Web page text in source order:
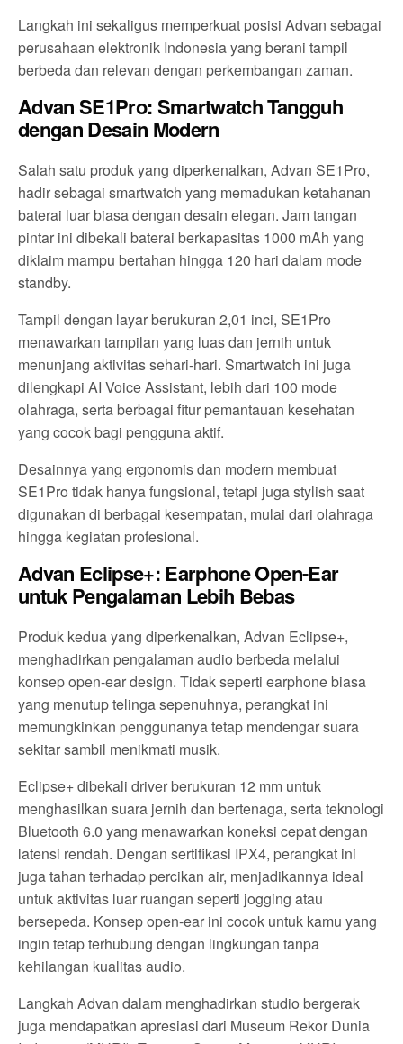
Langkah ini sekaligus memperkuat posisi Advan sebagai
perusahaan elektronik Indonesia yang berani tampil
berbeda dan relevan dengan perkembangan zaman.
Advan SE1Pro: Smartwatch Tangguh
dengan Desain Modern
Salah satu produk yang diperkenalkan, Advan SE1Pro,
hadir sebagai smartwatch yang memadukan ketahanan
baterai luar biasa dengan desain elegan. Jam tangan
pintar ini dibekali baterai berkapasitas 1000 mAh yang
diklaim mampu bertahan hingga 120 hari dalam mode
standby.
Tampil dengan layar berukuran 2,01 inci, SE1Pro
menawarkan tampilan yang luas dan jernih untuk
menunjang aktivitas sehari-hari. Smartwatch ini juga
dilengkapi AI Voice Assistant, lebih dari 100 mode
olahraga, serta berbagai fitur pemantauan kesehatan
yang cocok bagi pengguna aktif.
Desainnya yang ergonomis dan modern membuat
SE1Pro tidak hanya fungsional, tetapi juga stylish saat
digunakan di berbagai kesempatan, mulai dari olahraga
hingga kegiatan profesional.
Advan Eclipse+: Earphone Open-Ear
untuk Pengalaman Lebih Bebas
Produk kedua yang diperkenalkan, Advan Eclipse+,
menghadirkan pengalaman audio berbeda melalui
konsep open-ear design. Tidak seperti earphone biasa
yang menutup telinga sepenuhnya, perangkat ini
memungkinkan penggunanya tetap mendengar suara
sekitar sambil menikmati musik.
Eclipse+ dibekali driver berukuran 12 mm untuk
menghasilkan suara jernih dan bertenaga, serta teknologi
Bluetooth 6.0 yang menawarkan koneksi cepat dengan
latensi rendah. Dengan sertifikasi IPX4, perangkat ini
juga tahan terhadap percikan air, menjadikannya ideal
untuk aktivitas luar ruangan seperti jogging atau
bersepeda. Konsep open-ear ini cocok untuk kamu yang
ingin tetap terhubung dengan lingkungan tanpa
kehilangan kualitas audio.
Langkah Advan dalam menghadirkan studio bergerak
juga mendapatkan apresiasi dari Museum Rekor Dunia